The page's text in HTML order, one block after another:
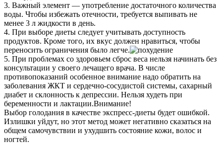
3. Важный элемент — употребление достаточного количества
воды. Чтобы избежать отечности, требуется выпивать не
менее 3 л жидкости в день.
4. При выборе диеты следует учитывать доступность
продуктов. Кроме того, их вкус должен нравиться, чтобы
переносить ограничения было легче.
5. При проблемах со здоровьем сброс веса нельзя начинать без
консультации у своего лечащего врача. В числе
противопоказаний особенное внимание надо обратить на
заболевания ЖКТ и сердечно-сосудистой системы, сахарный
диабет и склонность к депрессии. Нельзя худеть при
беременности и лактации.Внимание!
Выбор голодания в качестве экспресс-диеты будет ошибкой.
Излишки уйдут, но этот метод может негативно сказаться на
общем самочувствии и ухудшить состояние кожи, волос и
ногтей.